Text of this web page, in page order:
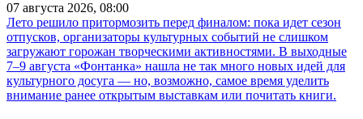
07 августа 2026, 08:00
Лето решило притормозить перед финалом: пока идет сезон
отпусков, организаторы культурных событий не слишком
загружают горожан творческими активностями. В выходные
7–9 августа «Фонтанка» нашла не так много новых идей для
культурного досуга — но, возможно, самое время уделить
внимание ранее открытым выставкам или почитать книги.